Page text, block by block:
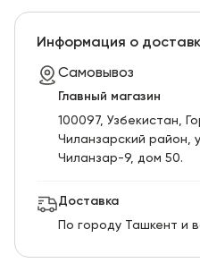
Информация о
Самовывоз
Главный магазин
100097, Узбекистан,
Чиланзарский pайон,
Чиланзар-9, дом 50.
Доставка
По городу Ташкент и